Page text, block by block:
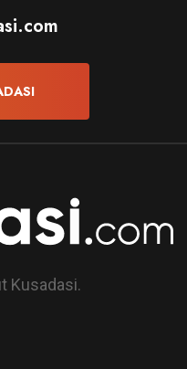
Kusadasi.